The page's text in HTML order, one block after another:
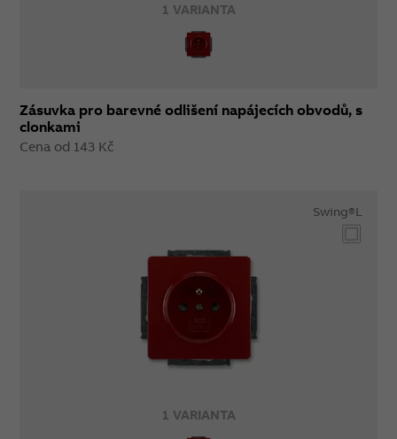
1 VARIANTA
Zásuvka pro barevné odlišení napájecích obvodů, s
clonkami
Cena od 143 Kč
1 VARIANTA
Swing®L